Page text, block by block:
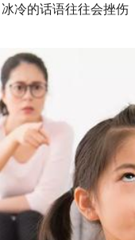
冷的话语往往会挫伤